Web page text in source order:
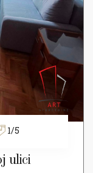
1/5
ulici